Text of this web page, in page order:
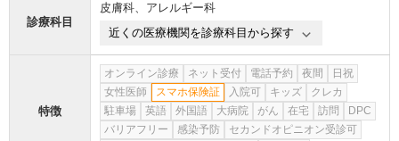
診療科目
皮膚科、 アレルギー科
近くの医療機関を診療科目から探す
特徴
オンライン診療 ネット受付 電話予約 夜間
日祝
女性医師
スマホ保険証 入院可 キッズ
クレカ
駐車場
英語 外国語 大病院 がん 在宅 訪問
DPC
バリアフリー
感染予防
セカンドオピニオン受診可